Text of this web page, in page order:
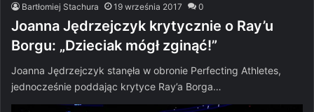
Bartłomiej Stachura 19 września 2017 0
Joanna Jędrzejczyk krytycznie o Ray’u
Borgu: „Dzieciak mógł zginąć!”
Joanna Jędrzejczyk stanęła w obronie Perfecting Athletes,
jednocześnie poddając krytyce Ray’a Borga…